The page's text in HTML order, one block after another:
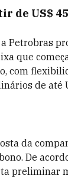
de US$
Petrobras
que
com
de até
da
De
preliminar